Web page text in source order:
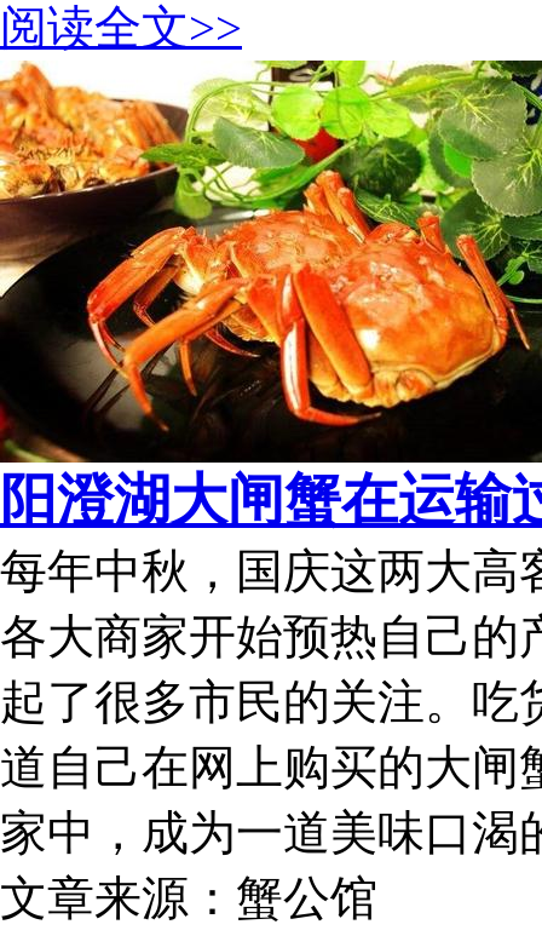
阅读全文>>
阳澄湖大闸蟹在运输
每年中秋，国庆这两大高
各大商家开始预热自己的
起了很多市民的关注。
道自己在网上购买的大闸
家中，成为一道美味口
文章来源：蟹公馆